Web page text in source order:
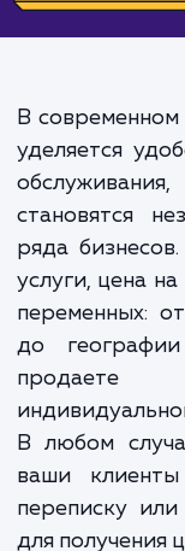
В
уделяется
становятся
ряда
услуги, цена
переменных:
до